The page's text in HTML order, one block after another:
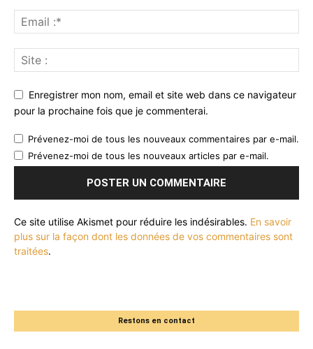
Enregistrer mon nom, email et site web dans ce navigateur
pour la prochaine fois que je commenterai.
Prévenez-moi de tous les nouveaux commentaires par e-mail.
Prévenez-moi de tous les nouveaux articles par e-mail.
Ce site utilise Akismet pour réduire les indésirables. En savoir
plus sur la façon dont les données de vos commentaires sont
traitées.
Restons en contact